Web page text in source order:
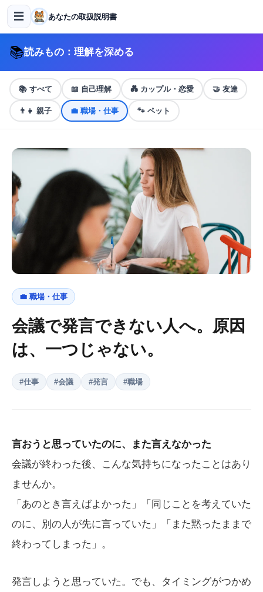
☰ あなたの取扱説明書
📚読みもの：理解を深める
📚 すべて 📖 自己理解 💑 カップル・恋愛 🤝 友達
👨‍👧 親子 💼 職場・仕事 🐾 ペット
💼 職場・仕事
会議で発言できない人へ。原因
は、一つじゃない。
#仕事 #会議 #発言 #職場
言おうと思っていたのに、また言えなかった
会議が終わった後、こんな気持ちになったことはあり
ませんか。
「あのとき言えばよかった」「同じことを考えていた
のに、別の人が先に言っていた」「また黙ったままで
終わってしまった」。
発言しようと思っていた。でも、タイミングがつかめ